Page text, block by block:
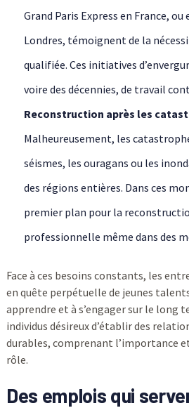
Grand Paris Express en France,
Londres, témoignent de la
qualifiée. Ces initiatives
voire des décennies, de travail
Reconstruction après les
Malheureusement, les
séismes, les ouragans ou les
des régions entières. Dans ces
premier plan pour la
professionnelle même dans des
Face à ces besoins constants, les
en quête perpétuelle de jeunes
apprendre et à s’engager sur le long
individus désireux d’établir des
durables, comprenant l’importance
rôle.
Des emplois qui